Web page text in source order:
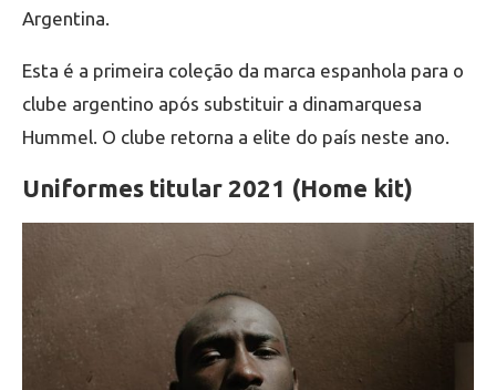
Argentina.
Esta é a primeira coleção da marca espanhola para o
clube argentino após substituir a dinamarquesa
Hummel. O clube retorna a elite do país neste ano.
Uniformes titular 2021 (Home kit)